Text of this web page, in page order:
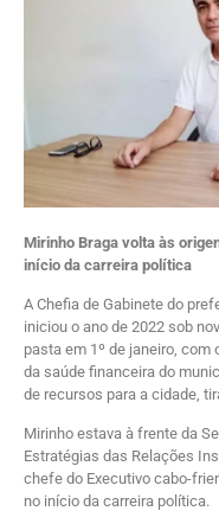
Mirinho Braga volta às
início da carreira política
A Chefia de Gabinete do
iniciou o ano de 2022 sob
pasta em 1º de janeiro,
da saúde financeira do
de recursos para a cidade,
Mirinho estava à frente da
Estratégias das Relações
chefe do Executivo cabo-
no início da carreira política.